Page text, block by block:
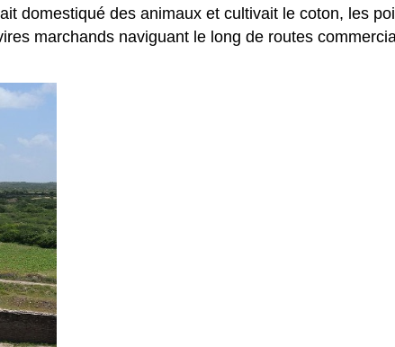
domestiqué des animaux et cultivait le coton, les
marchands naviguant le long de routes